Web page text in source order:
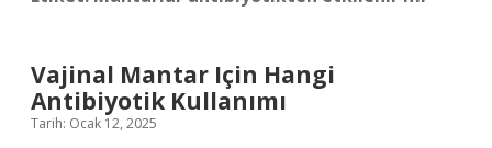
Vajinal Mantar Için Hangi
Antibiyotik Kullanımı
Tarih: Ocak 12, 2025